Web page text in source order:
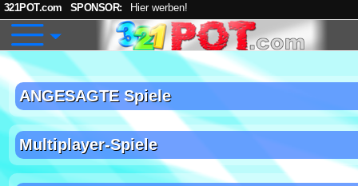
321POT.com SPONSOR: Hier werben!
ANGESAGTE Spiele
Multiplayer-Spiele